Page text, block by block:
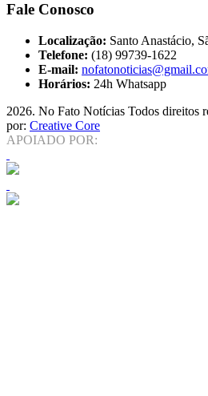
Fale Conosco
Localização: Santo Anastácio,
Telefone: (18) 99739-1622
E-mail:
Horários: 24h Whatsapp
2026. No Fato Notícias Todos direitos
por: Creative Core
APOIADO POR: